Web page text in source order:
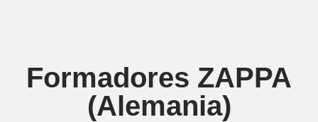
Formadores ZAPPA
(Alemania)